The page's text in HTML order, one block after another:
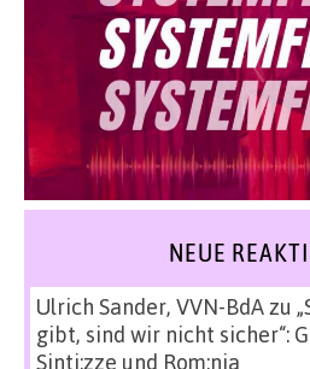
NEUE
Ulrich Sander, VVN-BdAzu
gibt, sind wir nicht sicher“:
Sinti:zze und Rom:nja